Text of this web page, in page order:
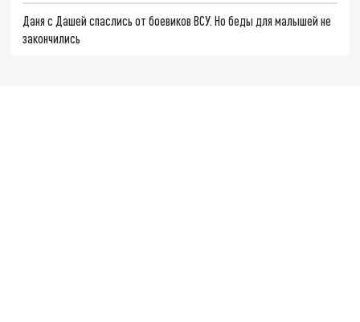
Даня с Дашей спаслись от боевиков ВСУ. Но беды для малышей не
закончились